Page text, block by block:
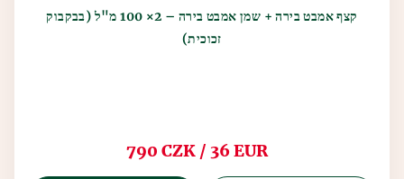
קצף אמבט בירה + שמן אמבט בירה – 2× 100 מ"ל (בבקבוק
זכוכית)
790 CZK / 36 EUR